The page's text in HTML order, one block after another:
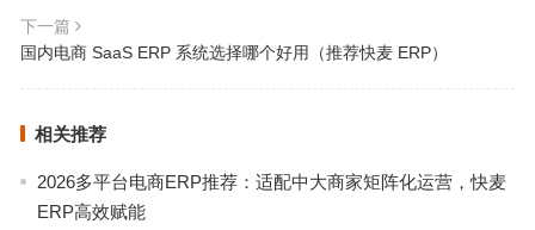
下一篇
国内电商 SaaS ERP 系统选择哪个好用（推荐快麦 ERP）
相关推荐
2026多平台电商ERP推荐：适配中大商家矩阵化运营，快麦
ERP高效赋能